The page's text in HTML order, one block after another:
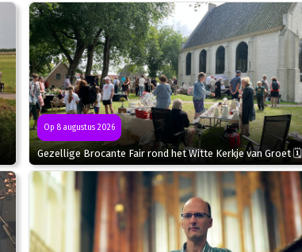
Op 8 augustus 2026
Gezellige Brocante Fair rond het Witte Kerkje van Groet 🗓